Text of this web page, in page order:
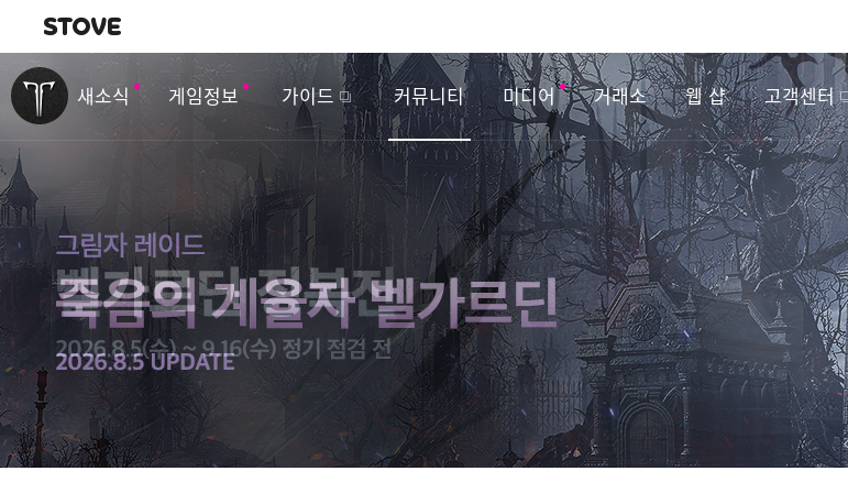
내비게이션
새소식 게임정보 가이드 커뮤니티 미디어 거래소 웹 샵 고객센터
벤
트
&
업
데
이
트